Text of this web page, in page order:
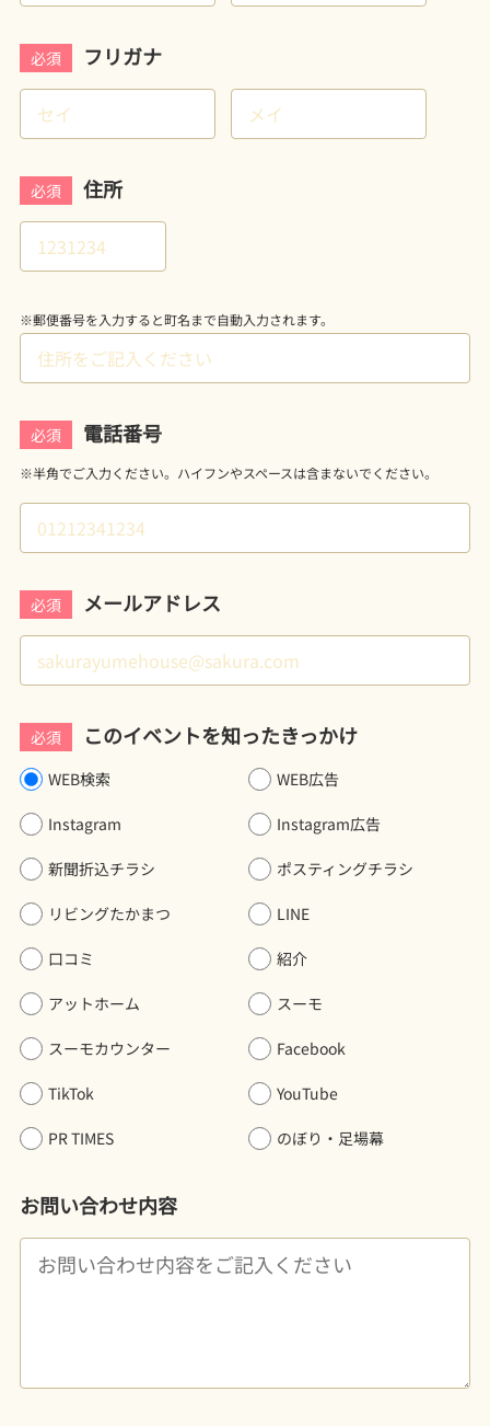
必須 フリガナ
必須 住所
※郵便番号を入力すると町名まで自動入力されます。
必須 電話番号
※半角でご入力ください。ハイフンやスペースは含まないでください。
必須 メールアドレス
必須 このイベントを知ったきっかけ
WEB検索 WEB広告
Instagram Instagram広告
新聞折込チラシ ポスティングチラシ
リビングたかまつ LINE
口コミ 紹介
アットホーム スーモ
スーモカウンター Facebook
TikTok YouTube
PR TIMES のぼり・足場幕
お問い合わせ内容